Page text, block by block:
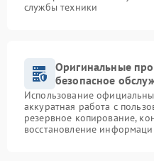
службы техники
Оригинальные
безопасное
Использование
аккуратная работа с
резервное копирование,
восстановление